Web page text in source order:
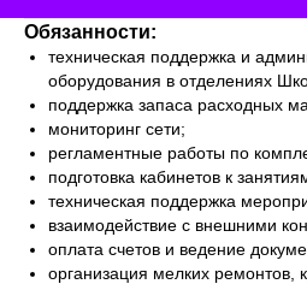
Обязанности:
техническая поддержка и
оборудования в отделениях
поддержка запаса расходных
мониторинг сети;
регламентные работы по
подготовка кабинетов к
техническая поддержка
взаимодействие с внешними
оплата счетов и ведение
организация мелких ремонтов,